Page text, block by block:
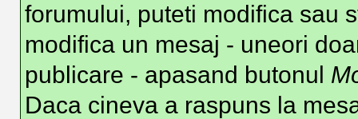
forumului, puteti modifica sau
modifica un mesaj - uneori
publicare - apasand butonul
Daca cineva a raspuns la